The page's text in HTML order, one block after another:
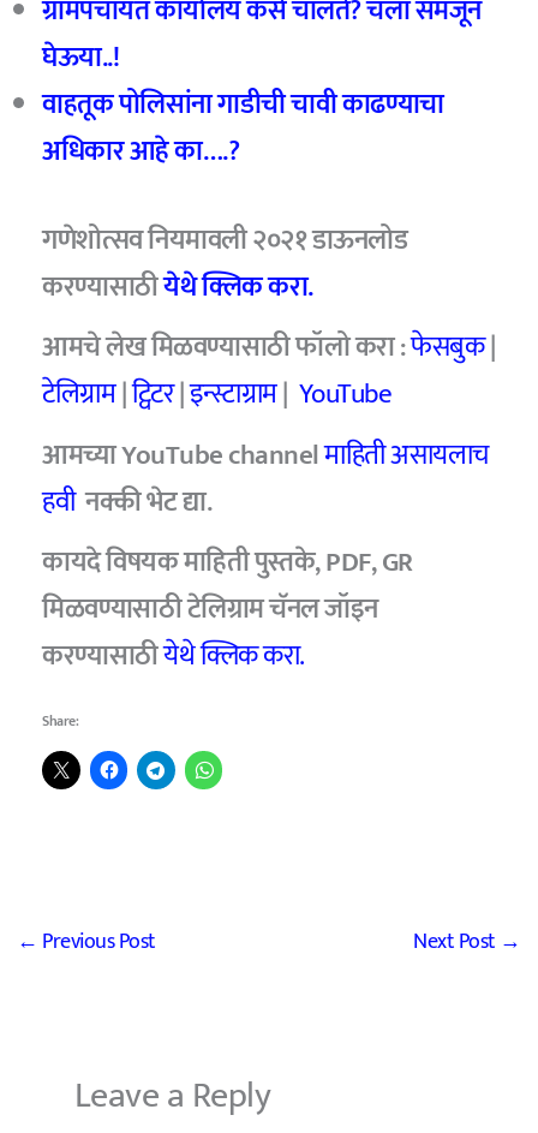
ग्रामपंचायत कार्यालय कसे चालते?चला समजून
घेऊया..!
वाहतूक पोलिसांना गाडीची चावी काढण्याचा
अधिकार आहे का….?
गणेशोत्सव नियमावली २०२१ डाऊनलोड
करण्यासाठीयेथे क्लिक करा.
आमचेलेख मिळवण्यासाठी फॉलो करा :फेसबुक|
टेलिग्राम|ट्विटर|इन्स्टाग्राम| YouTube
आमच्या YouTube channelमाहिती असायलाच
हवी नक्की भेट द्या.
कायदे विषयक माहिती पुस्तके, PDF, GR
मिळवण्यासाठी टेलिग्राम चॅनल जॉइन
करण्यासाठीयेथे क्लिक करा.
Share:
← Previous Post Next Post →
Leave a Reply